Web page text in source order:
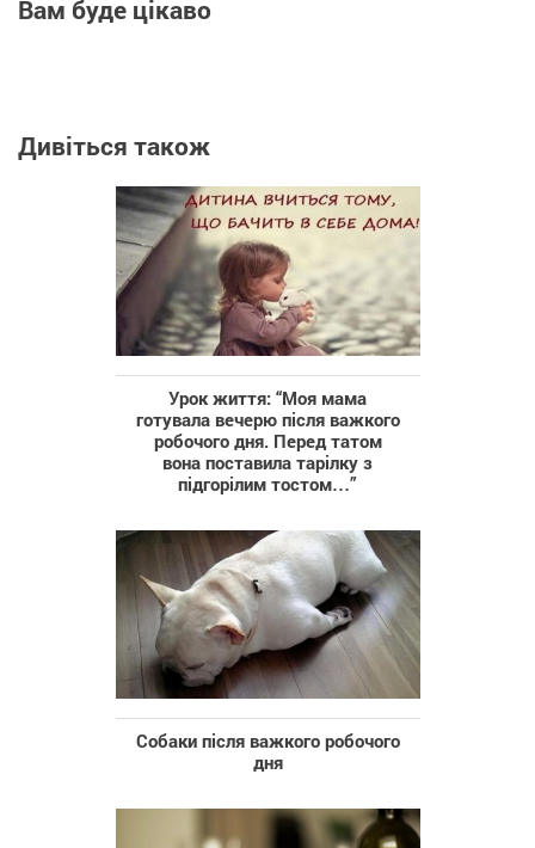
Вам буде цікаво
Дивіться також
Урок життя: “Моя мама
готувала вечерю після важкого
робочого дня. Перед татом
вона поставила тарілку з
підгорілим тостом…”
Собаки після важкого робочого
дня